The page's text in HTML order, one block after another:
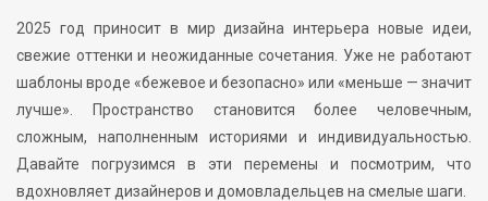
2025 год приносит в мир дизайна интерьера новые идеи,
свежие оттенки и неожиданные сочетания. Уже не работают
шаблоны вроде «бежевое и безопасно» или «меньше — значит
лучше». Пространство становится более человечным,
сложным, наполненным историями и индивидуальностью.
Давайте погрузимся в эти перемены и посмотрим, что
вдохновляет дизайнеров и домовладельцев на смелые шаги.